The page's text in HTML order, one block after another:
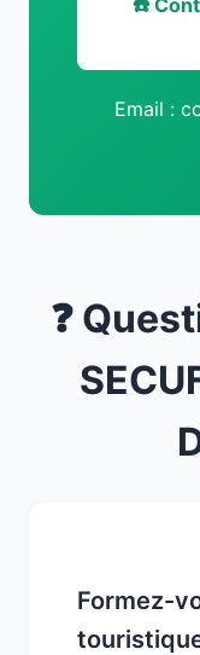
☎️
Email :
❓
Formez-